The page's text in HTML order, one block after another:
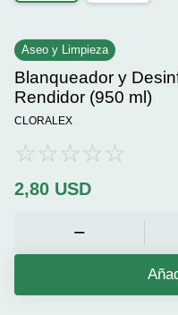
Aseo y Limpieza
Blanqueador y
Rendidor (950 ml)
CLORALEX
2,80 USD